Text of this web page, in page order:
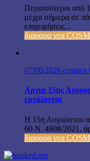
Περισσότεροι από
μέχρι σήμερα σε
επιχειρήσεις...
διαφορα νεα
07/08/2026 cosmos
Αργία 15ης
εργάζονται
Η 15η Αυγούστου
60 Ν. 4808/2021,
διαφορα νεα